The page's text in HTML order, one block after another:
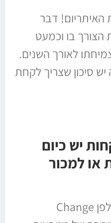
האיתריום! דבר
הצורך בו וכמעט
לאורך השנים.
סיכון שצריך לקחת
יש כיום
או למכור
– חלפן Change